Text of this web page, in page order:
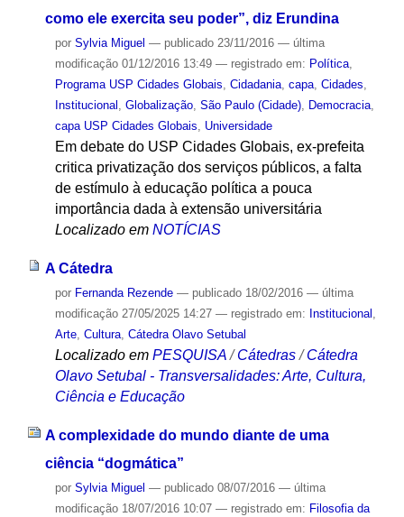
como ele exercita seu poder”, diz Erundina
por Sylvia Miguel — publicado23/11/2016 — última
modificação01/12/2016 13:49 — registrado em: Política,
Programa USP Cidades Globais, Cidadania, capa, Cidades,
Institucional , Globalização, São Paulo (Cidade), Democracia,
capa USP Cidades Globais, Universidade
Em debate do USP Cidades Globais, ex-prefeita
critica privatização dos serviços públicos, a falta
de estímulo à educação política a pouca
importância dada à extensão universitária
Localizado em NOTÍCIAS
A Cátedra
por Fernanda Rezende — publicado18/02/2016 — última
modificação27/05/2025 14:27 — registrado em: Institucional ,
Arte, Cultura, Cátedra Olavo Setubal
Localizado em PESQUISA /Cátedras/Cátedra
Olavo Setubal - Transversalidades: Arte, Cultura,
Ciência e Educação
A complexidade do mundo diante de uma
ciência “dogmática”
por Sylvia Miguel — publicado08/07/2016 — última
modificação18/07/2016 10:07 — registrado em: Filosofia da